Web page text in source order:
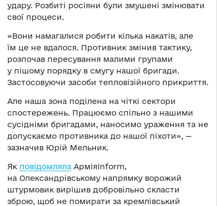
удару. Розбиті росіяни були змушені змінювати
свої процеси.
«Вони намагалися робити кілька накатів, але
їм це не вдалося. Противник змінив тактику,
розпочав пересування малими групами
у пішому порядку в смугу нашої бригади.
Застосовуючи засоби тепловізійного прикриття.
Але наша зона поділена на чіткі сектори
спостережень. Працюємо спільно з нашими
сусідніми бригадами, наносимо ураження та не
допускаємо противника до нашої піхоти», —
зазначив Юрій Мельник.
Як повідомляла АрміяInform,
на Олександрівському напрямку ворожий
штурмовик вирішив добровільно скласти
зброю, щоб не помирати за кремлівський